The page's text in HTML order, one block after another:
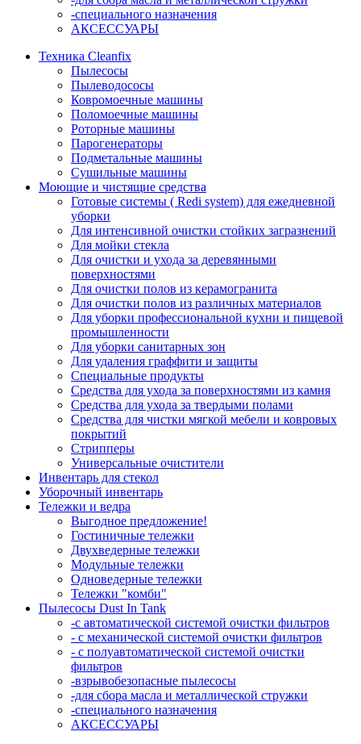
-специального назначения
АКСЕССУАРЫ
Техника Cleanfix
Пылесосы
Пылеводососы
Ковромоечные машины
Поломоечные машины
Роторные машины
Парогенераторы
Подметальные машины
Сушильные машины
Моющие и чистящие средства
Готовые системы ( Redi system) для ежедневной
уборки
Для интенсивной очистки стойких загразнений
Для мойки стекла
Для очистки и ухода за деревянными
поверхностями
Для очистки полов из керамогранита
Для очистки полов из различных материалов
Для уборки профессиональной кухни и пищевой
промышленности
Для уборки санитарных зон
Для удаления граффити и защиты
Специальные продукты
Средства для ухода за поверхностями из камня
Средства для ухода за твердыми полами
Средства для чистки мягкой мебели и ковровых
покрытий
Стрипперы
Универсальные очистители
Инвентарь для стекол
Уборочный инвентарь
Тележки и ведра
Выгодное предложение!
Гостиничные тележки
Двухведерные тележки
Модульные тележки
Одноведерные тележки
Тележки "комби"
Пылесосы Dust In Tank
-с автоматической системой очистки фильтров
- с механической системой очистки фильтров
- с полуавтоматической системой очистки
фильтров
-взрывобезопасные пылесосы
-для сбора масла и металлической стружки
-специального назначения
АКСЕССУАРЫ